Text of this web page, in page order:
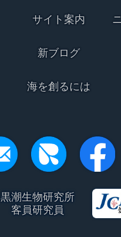
サイト案内
新ブログ
海を創るには
黒潮生物研究所
客員研究員